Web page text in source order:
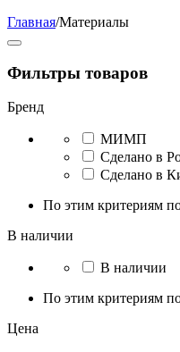
Главная/Материалы
Фильтры товаров
Бренд
МИМП
Сделано в
Сделано в
По этим критериям
В наличии
В наличии
По этим критериям
Цена